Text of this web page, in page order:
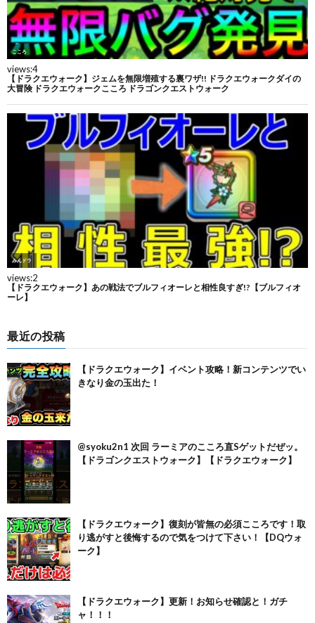
最近の投稿
【ドラクエウォーク】イベント攻略！新コンテンツでい
きなり金の玉出た！
@syoku2n1 次回 ラーミアのこころ直Sゲットだぜッ。
【ドラゴンクエストウォーク】【ドラクエウォーク】
【ドラクエウォーク】復刻が皆無の必須こころです！取
り逃がすと後悔するので気をつけて下さい！【DQウォ
ーク】
【ドラクエウォーク】更新！お知らせ確認と！ガチ
ャ！！！